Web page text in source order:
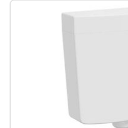
#sharemevidaxl